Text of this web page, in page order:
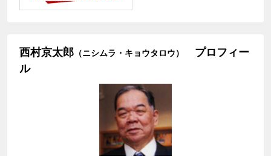
西村京太郎 （ニシムラ・キョウタロウ）
プロフィー
ル